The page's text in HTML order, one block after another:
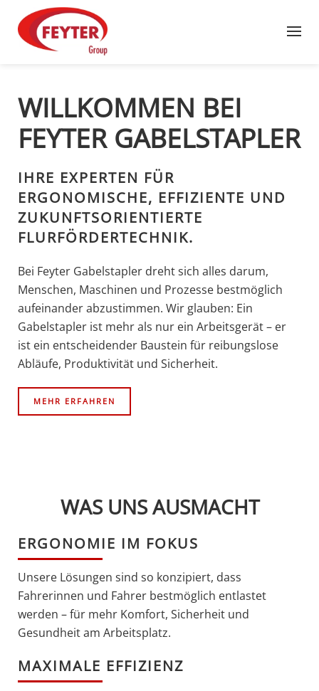
Zum Hauptinhalt springen
WILLKOMMEN BEI
FEYTER GABELSTAPLER
IHRE EXPERTEN FÜR
ERGONOMISCHE, EFFIZIENTE UND
ZUKUNFTSORIENTIERTE
FLURFÖRDERTECHNIK.
Bei Feyter Gabelstapler dreht sich alles darum,
Menschen, Maschinen und Prozesse bestmöglich
aufeinander abzustimmen. Wir glauben: Ein
Gabelstapler ist mehr als nur ein Arbeitsgerät – er
ist ein entscheidender Baustein für reibungslose
Abläufe, Produktivität und Sicherheit.
MEHR ERFAHREN
WAS UNS AUSMACHT
ERGONOMIE IM FOKUS
Unsere Lösungen sind so konzipiert, dass
Fahrerinnen und Fahrer bestmöglich entlastet
werden – für mehr Komfort, Sicherheit und
Gesundheit am Arbeitsplatz.
MAXIMALE EFFIZIENZ